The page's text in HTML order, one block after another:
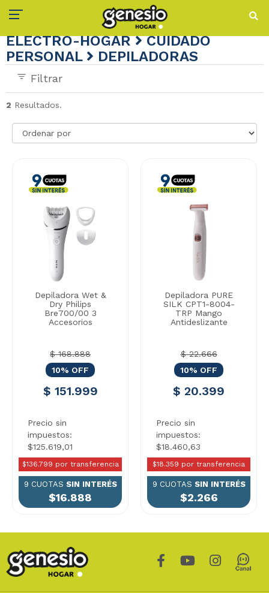
ELECTRO-HOGAR CUIDADO
PERSONAL
DEPILADORAS
Filtrar
2 Resultados.
Depiladora Wet &
Dry Philips
Bre700/00 3
Accesorios
$ 168.888
10% OFF
$ 151.999
Precio sin
impuestos:
$125.619,01
$136.799 por transferencia
9 CUOTAS SIN INTERÉS
$16.888
Depiladora PURE
SILK CPT1-8004-
TRP Mango
Antideslizante
$ 22.666
10% OFF
$ 20.399
Precio sin
impuestos:
$18.460,63
$18.359 por transferencia
9 CUOTAS SIN INTERÉS
$2.266